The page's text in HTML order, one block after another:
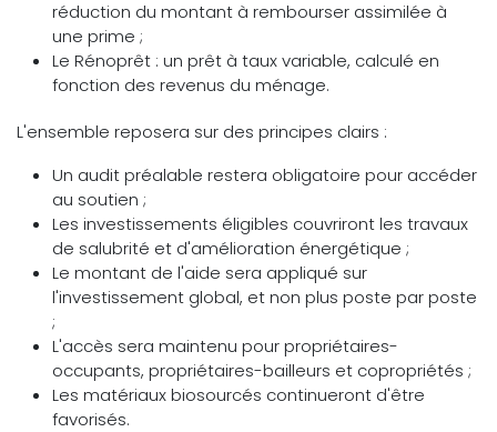
réduction du montant à rembourser assimilée à
une prime ;
Le Rénoprêt : un prêt à taux variable, calculé en
fonction des revenus du ménage.
L'ensemble reposera sur des principes clairs :
Un audit préalable restera obligatoire pour accéder
au soutien ;
Les investissements éligibles couvriront les travaux
de salubrité et d'amélioration énergétique ;
Le montant de l'aide sera appliqué sur
l'investissement global, et non plus poste par poste
;
L'accès sera maintenu pour propriétaires-
occupants, propriétaires-bailleurs et copropriétés ;
Les matériaux biosourcés continueront d'être
favorisés.